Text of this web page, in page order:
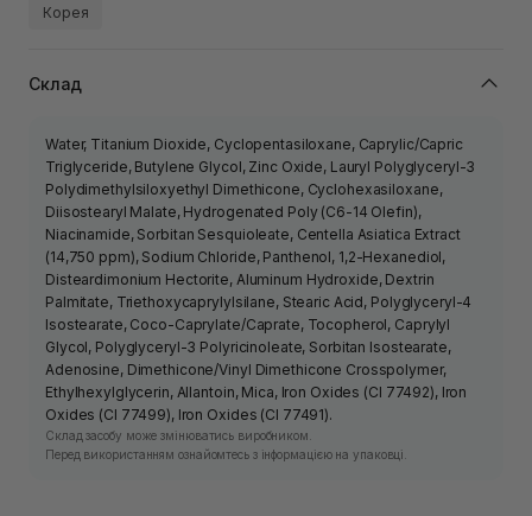
Корея
Склад
Water, Titanium Dioxide, Cyclopentasiloxane, Caprylic/Capric
Triglyceride, Butylene Glycol, Zinc Oxide, Lauryl Polyglyceryl-3
Polydimethylsiloxyethyl Dimethicone, Cyclohexasiloxane,
Diisostearyl Malate, Hydrogenated Poly (C6-14 Olefin),
Niacinamide, Sorbitan Sesquioleate, Centella Asiatica Extract
(14,750 ppm), Sodium Chloride, Panthenol, 1,2-Hexanediol,
Disteardimonium Hectorite, Aluminum Hydroxide, Dextrin
Palmitate, Triethoxycaprylylsilane, Stearic Acid, Polyglyceryl-4
Isostearate, Coco-Caprylate/Caprate, Tocopherol, Caprylyl
Glycol, Polyglyceryl-3 Polyricinoleate, Sorbitan Isostearate,
Adenosine, Dimethicone/Vinyl Dimethicone Crosspolymer,
Ethylhexylglycerin, Allantoin, Mica, Iron Oxides (CI 77492), Iron
Oxides (CI 77499), Iron Oxides (CI 77491).
Склад засобу може змінюватись виробником.
Перед використанням ознайомтесь з інформацією на упаковці.